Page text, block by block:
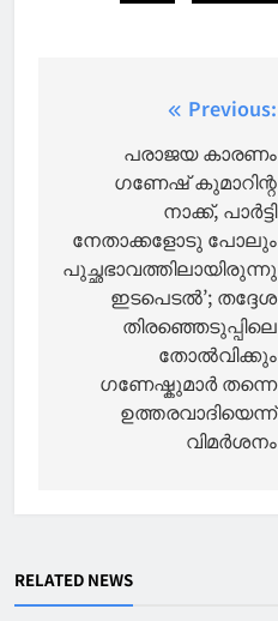
navigation
Previous:
പരാജയ കാരണം
ഗണേഷ് കുമാറിന്റ
നാക്ക്, പാര്‍ട്ടി
നേതാക്കളോടു പോലും
പുച്ഛഭാവത്തിലായിരുന്നു
ഇടപെടല്‍’; തദ്ദേശ
തിരഞ്ഞെടുപ്പിലെ
തോല്‍വിക്കും
ഗണേഷ്കുമാര്‍ തന്നെ
ഉത്തരവാദിയെന്ന്
വിമര്‍ശനം
RELATED NEWS